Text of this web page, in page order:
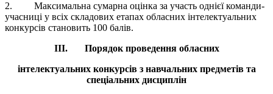
2. Максимальна сумарна оцінка за участь однієї команди-
учасниці у всіх складових етапах обласних інтелектуальних
конкурсів становить 100 балів.
III. Порядок проведення обласних
інтелектуальних конкурсів з навчальних предметів та
спеціальних дисциплін